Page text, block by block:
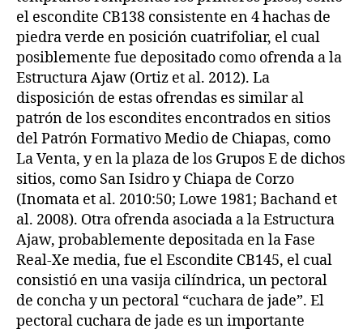
el escondite CB138 consistente en 4 hachas de
piedra verde en posición cuatrifoliar, el cual
posiblemente fue depositado como ofrenda a la
Estructura Ajaw (Ortiz et al. 2012). La
disposición de estas ofrendas es similar al
patrón de los escondites encontrados en sitios
del Patrón Formativo Medio de Chiapas, como
La Venta, y en la plaza de los Grupos E de dichos
sitios, como San Isidro y Chiapa de Corzo
(Inomata et al. 2010:50; Lowe 1981; Bachand et
al. 2008). Otra ofrenda asociada a la Estructura
Ajaw, probablemente depositada en la Fase
Real-Xe media, fue el Escondite CB145, el cual
consistió en una vasija cilíndrica, un pectoral
de concha y un pectoral “cuchara de jade”. El
pectoral cuchara de jade es un importante